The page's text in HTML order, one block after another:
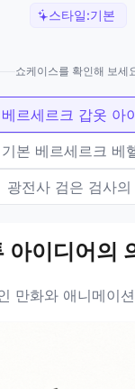
스타일:기본
쇼케이스를 확인해 보세
베르세르크 갑옷 아
기본 베르세르크 베
광전사 검은 검사의
아이디어의
만화와 애니메이